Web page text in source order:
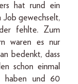
hat rund ein
gewechselt,
fehlte. Zum
waren es nur
bedenkt, dass
schon einmal
haben und 60